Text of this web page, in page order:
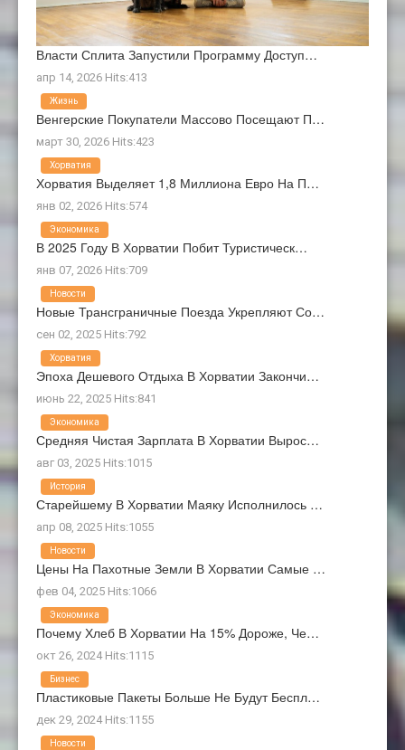
Власти Сплита Запустили Программу Доступ…
апр 14, 2026 Hits:413
Венгерские Покупатели Массово Посещают П…
март 30, 2026 Hits:423
Жизнь
Хорватия Выделяет 1,8 Миллиона Евро На П…
янв 02, 2026 Hits:574
Хорватия
В 2025 Году В Хорватии Побит Туристическ…
янв 07, 2026 Hits:709
Экономика
Новые Трансграничные Поезда Укрепляют Со…
сен 02, 2025 Hits:792
Новости
Эпоха Дешевого Отдыха В Хорватии Закончи…
июнь 22, 2025 Hits:841
Хорватия
Средняя Чистая Зарплата В Хорватии Вырос…
авг 03, 2025 Hits:1015
Экономика
Старейшему В Хорватии Маяку Исполнилось …
апр 08, 2025 Hits:1055
История
Цены На Пахотные Земли В Хорватии Самые …
фев 04, 2025 Hits:1066
Новости
Почему Хлеб В Хорватии На 15% Дороже, Че…
окт 26, 2024 Hits:1115
Экономика
Пластиковые Пакеты Больше Не Будут Беспл…
дек 29, 2024 Hits:1155
Бизнес
Новости